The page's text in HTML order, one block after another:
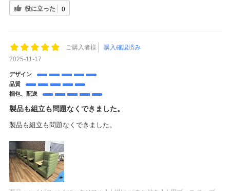
役に立った 0
ご購入者様
購入確認済み
2025-11-17
デザイン
品質
梱包、配送
製品も組立も問題なくできました。
製品も組立も問題なくできました。